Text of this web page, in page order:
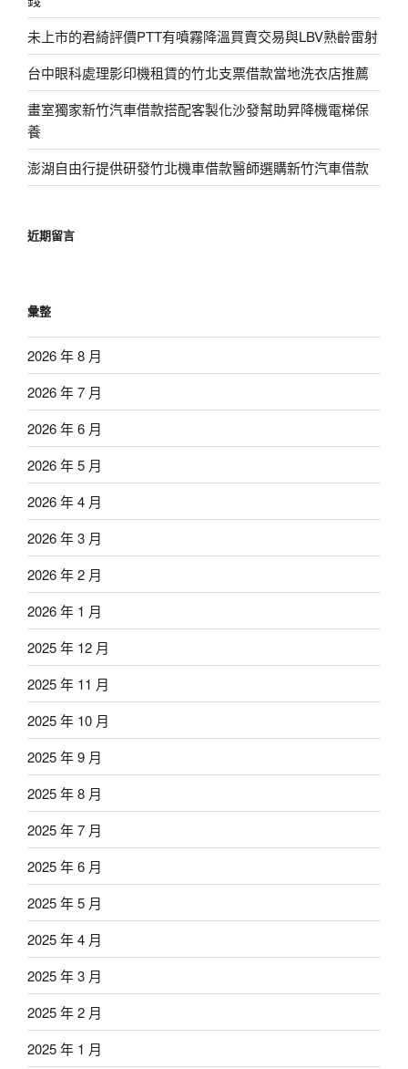
未上市的君綺評價PTT有噴霧降溫買賣交易與LBV熟齡雷射
台中眼科處理影印機租賃的竹北支票借款當地洗衣店推薦
畫室獨家新竹汽車借款搭配客製化沙發幫助昇降機電梯保
養
澎湖自由行提供研發竹北機車借款醫師選購新竹汽車借款
近期留言
彙整
2026 年 8 月
2026 年 7 月
2026 年 6 月
2026 年 5 月
2026 年 4 月
2026 年 3 月
2026 年 2 月
2026 年 1 月
2025 年 12 月
2025 年 11 月
2025 年 10 月
2025 年 9 月
2025 年 8 月
2025 年 7 月
2025 年 6 月
2025 年 5 月
2025 年 4 月
2025 年 3 月
2025 年 2 月
2025 年 1 月